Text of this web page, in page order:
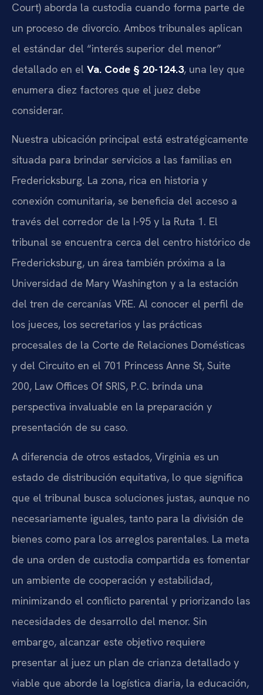
Court) aborda la custodia cuando forma parte de
un proceso de divorcio. Ambos tribunales aplican
el estándar del “interés superior del menor”
detallado en el Va. Code § 20-124.3, una ley que
enumera diez factores que el juez debe
considerar.
Nuestra ubicación principal está estratégicamente
situada para brindar servicios a las familias en
Fredericksburg. La zona, rica en historia y
conexión comunitaria, se beneficia del acceso a
través del corredor de la I-95 y la Ruta 1. El
tribunal se encuentra cerca del centro histórico de
Fredericksburg, un área también próxima a la
Universidad de Mary Washington y a la estación
del tren de cercanías VRE. Al conocer el perfil de
los jueces, los secretarios y las prácticas
procesales de la Corte de Relaciones Domésticas
y del Circuito en el 701 Princess Anne St, Suite
200, Law Offices Of SRIS, P.C. brinda una
perspectiva invaluable en la preparación y
presentación de su caso.
A diferencia de otros estados, Virginia es un
estado de distribución equitativa, lo que significa
que el tribunal busca soluciones justas, aunque no
necesariamente iguales, tanto para la división de
bienes como para los arreglos parentales. La meta
de una orden de custodia compartida es fomentar
un ambiente de cooperación y estabilidad,
minimizando el conflicto parental y priorizando las
necesidades de desarrollo del menor. Sin
embargo, alcanzar este objetivo requiere
presentar al juez un plan de crianza detallado y
viable que aborde la logística diaria, la educación,